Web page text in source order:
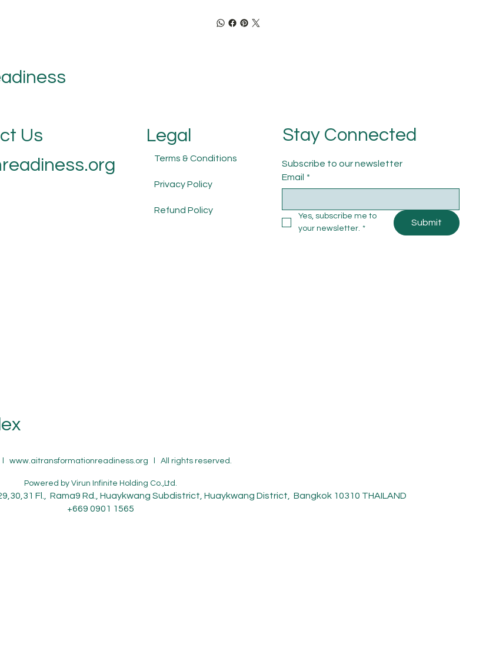
Us
Legal
Terms & Conditions
Privacy Policy
Refund Policy
Stay Connected
Subscribe to our newsletter
Email *
Yes, subscribe me to
your newsletter. *
Submit
l www.aitransformationreadiness.org l All rights reserved.
Powered by Virun Infinite Holding Co.,Ltd.
Fl., Rama9 Rd., Huaykwang Subdistrict, Huaykwang District, Bangkok 10310 THAILAND
+669 0901 1565